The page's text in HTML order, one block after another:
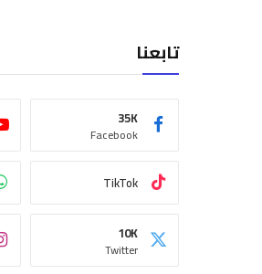
تابعنا
Facebook
35K
TikTok
Twitter
10K